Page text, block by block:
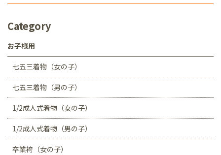
Category
お子様用
七五三着物（女の子）
七五三着物（男の子）
1/2成人式着物（女の子）
1/2成人式着物（男の子）
卒業袴（女の子）